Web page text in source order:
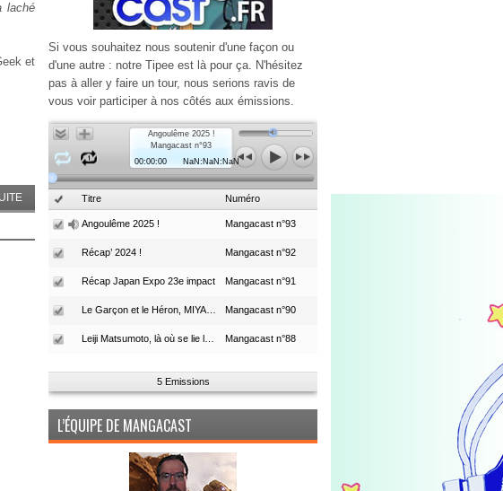
laché
et
Si vous souhaitez nous soutenir d'une façon ou
d'une autre : notre Tipee est là pour ça. N'hésitez
pas à aller y faire un tour, nous serions ravis de
vous voir participer à nos côtés aux émissions.
Angoulême 2025 !
Mangacast n°93
00:00:00
NaN:NaN:NaN
Titre Numéro
Angoulême 2025 ! Mangacast n°93
Récap’ 2024 ! Mangacast n°92
Récap Japan Expo 23e impact Mangacast n°91
Mangacast n°90
Mangacast n°88
5 Emissions
L’ÉQUIPE DE MANGACAST